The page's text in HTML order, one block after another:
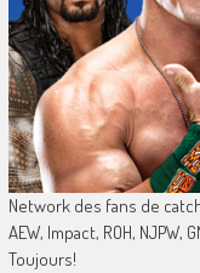
Network des fans de
AEW, Impact, ROH,
Toujours!